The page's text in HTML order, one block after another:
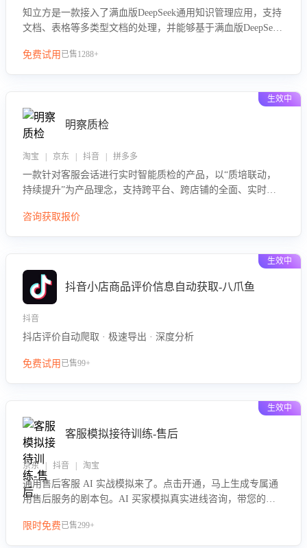
知立方是一款接入了满血版DeepSeek通用知识管理应用，支持
文档、表格等多类型文档的处理，并能够基于满血版DeepSeek
助用户高效管理和利用知识资源。通过该产品，用户可以轻松
免费试用 已售1288+
生效中
明察质检
淘宝 | 京东 | 抖音 | 拼多多
一款针对客服会话进行实时智能质检的产品，以“质培联动，
持续提升”为产品理念，支持跨平台、跨店铺的全面、实时、
队的销服能力。
咨询获取报价
生效中
抖音小店商品评价信息自动获取-八爪鱼
抖音
抖店评价自动爬取 · 极速导出 · 深度分析
免费试用 已售99+
生效中
客服模拟接待训练-售后
京东 | 抖音 | 淘宝
通用售后客服 AI 实战模拟来了。点击开通，马上生成专属通
用售后服务的剧本包。AI 买家模拟真实进线咨询，带您的客
要点，轻松提升服务能力。
限时免费已售299+